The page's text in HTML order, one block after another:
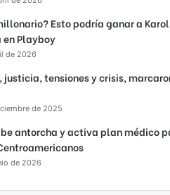
Esto podría ganar a
Playboy
de 2026
tensiones y crisis,
de 2025
antorcha y activa plan médico
de 2026